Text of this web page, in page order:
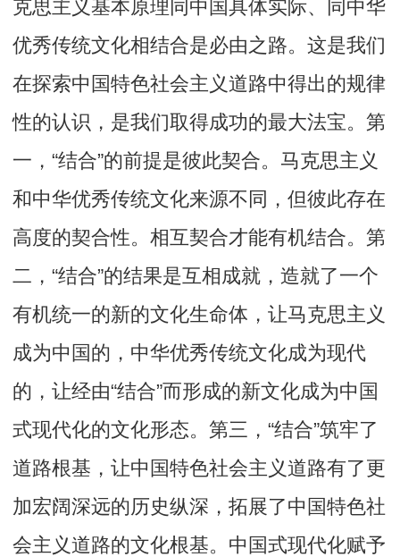
克思主义基本原理同中国具体实际、同中华
优秀传统文化相结合是必由之路。这是我们
在探索中国特色社会主义道路中得出的规律
性的认识，是我们取得成功的最大法宝。第
一，“结合”的前提是彼此契合。马克思主义
和中华优秀传统文化来源不同，但彼此存在
高度的契合性。相互契合才能有机结合。第
二，“结合”的结果是互相成就，造就了一个
有机统一的新的文化生命体，让马克思主义
成为中国的，中华优秀传统文化成为现代
的，让经由“结合”而形成的新文化成为中国
式现代化的文化形态。第三，“结合”筑牢了
道路根基，让中国特色社会主义道路有了更
加宏阔深远的历史纵深，拓展了中国特色社
会主义道路的文化根基。中国式现代化赋予